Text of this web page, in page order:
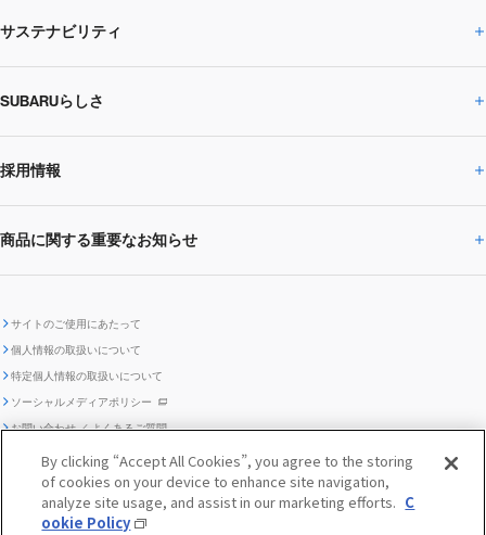
SUBARU 2025方針
事業所・関係会社
ニュースリリース
閉じる
株主・投資家の皆様へトップ
企業・経営
IRライブラリー
株主・投資家サポート
IRカレンダー
ディスクロージャー
ポリシー
閉じる
サステナビリティ
サステナビリティトップ
CEOサステナビリティ
環境
ガバナンス
編集方針 レポートライブラリー
サステナビリティ関連方針・ガイ
SUBARUらしさ
SUBARUらしさトップ
SUBARUびと
SUBARUデザイン
際立たせる技術
2.環境技術
『魔改造の夜』特設サイト
採用情報
採用情報トップ
SUBARU Lab採用（中途）
販売会社グループ採用 期間従業員採用
商品に関する重要なお知らせ
SUBARU ハイブリッド車 レスキュ
ー時の取扱い
自動車リサイクル リコール情報
助手席エアバッグに関する重要な
サイトのご使用にあたって
個人情報の取扱いについて
特定個人情報の取扱いについて
ソーシャルメディアポリシー
お問い合わせ ／ よくあるご質問
クッキーポリシー
メディア
© SUBARU CORPORATION
By clicking “Accept All Cookies”, you agree to the storing
of cookies on your device to enhance site navigation,
analyze site usage, and assist in our marketing efforts. C
ookie Policy